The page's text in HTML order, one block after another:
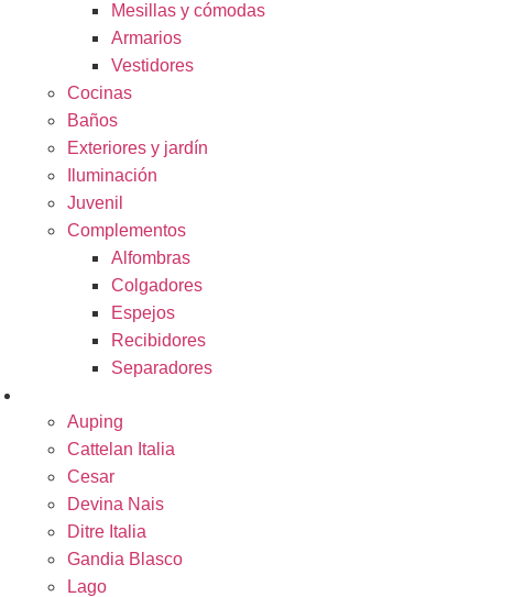
Mesillas y cómodas
Armarios
Vestidores
Cocinas
Baños
Exteriores y jardín
Iluminación
Juvenil
Complementos
Alfombras
Colgadores
Espejos
Recibidores
Separadores
Auping
Cattelan Italia
Cesar
Devina Nais
Ditre Italia
Gandia Blasco
Lago